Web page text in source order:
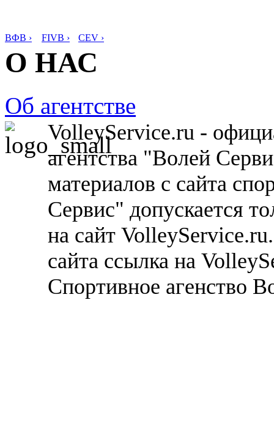
ВФВ › FIVB › CEV ›
О НАС
Об агентстве
VolleyService.ru -
агентства "Волей
материалов с сайта
Сервис" допускается
на сайт
сайта ссылка на
Спортивное агенство